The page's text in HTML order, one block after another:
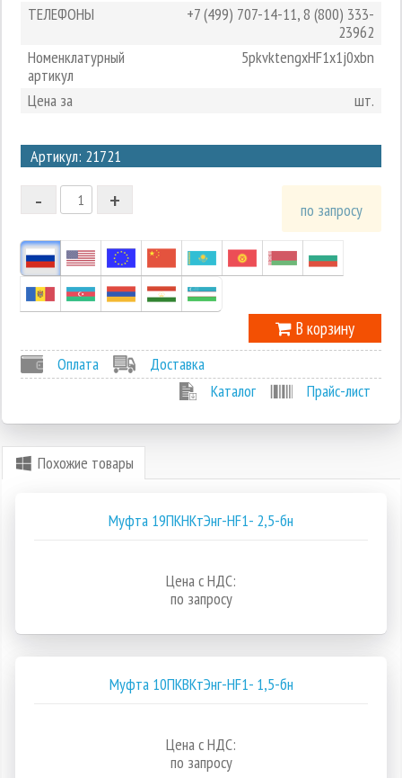
ТЕЛЕФОНЫ
+7 (499) 707-14-11,8 (800) 333-
23962
Номенклатурный
артикул
5pkvktengxHF1x1j0xbn
Цена за шт.
Артикул: 21721
2
1
-1
+
- по запросу
В корзину
Оплата
Доставка
Каталог
Прайс-лист
Похожие товары
Муфта 19ПКНКтЭнг-HF1- 2,5-бн
Цена с НДС:
по запросу
Муфта 10ПКВКтЭнг-HF1- 1,5-бн
Цена с НДС:
по запросу